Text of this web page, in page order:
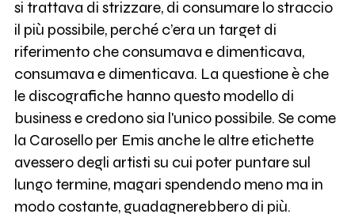
si trattava di strizzare, di consumare lo straccio
il più possibile, perché c’era un target di
riferimento che consumava e dimenticava,
consumava e dimenticava. La questione è che
le discografiche hanno questo modello di
business e credono sia l'unico possibile. Se come
la Carosello per Emis anche le altre etichette
avessero degli artisti su cui poter puntare sul
lungo termine, magari spendendo meno ma in
modo costante, guadagnerebbero di più.